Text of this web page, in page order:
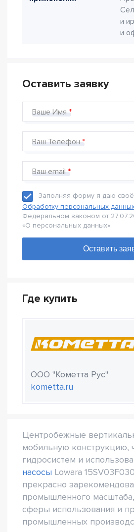
и
и
Оставить заявку
Ваше Имя
Ваш Телефон
Ваш email
Заполняя форму я даю своё
Обработку персональных
Федеральном законом от
«О персональных данных».
Где купить
ООО "Кометта Рус"
kometta.ru
Центробежные
мобильную конструкцию,
гидросистем и
насосы Lowara
прекрасно
промышленного
сферы использования и
промышленных